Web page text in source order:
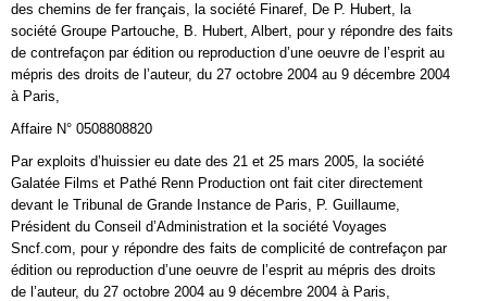
des chemins de fer français, la société Finaref, De P. Hubert, la
société Groupe Partouche, B. Hubert, Albert, pour y répondre des faits
de contrefaçon par édition ou reproduction d’une oeuvre de l’esprit au
mépris des droits de l’auteur, du 27 octobre 2004 au 9 décembre 2004
à Paris,
Affaire N° 0508808820
Par exploits d’huissier eu date des 21 et 25 mars 2005, la société
Galatée Films et Pathé Renn Production ont fait citer directement
devant le Tribunal de Grande Instance de Paris, P. Guillaume,
Président du Conseil d’Administration et la société Voyages
Sncf.com, pour y répondre des faits de complicité de contrefaçon par
édition ou reproduction d’une oeuvre de l’esprit au mépris des droits
de l’auteur, du 27 octobre 2004 au 9 décembre 2004 à Paris,